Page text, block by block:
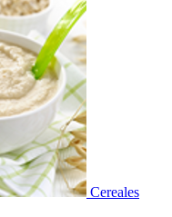
Cereales